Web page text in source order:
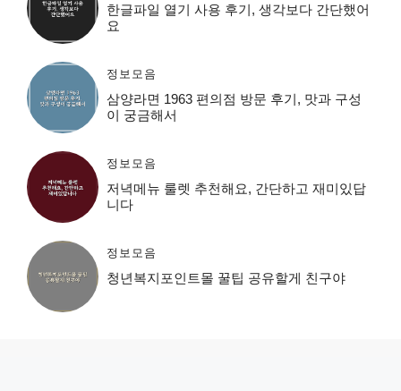
한글파일 열기 사용 후기, 생각보다 간단했어
요
정보모음
삼양라면 1963 편의점 방문 후기, 맛과 구성
이 궁금해서
정보모음
저녁메뉴 룰렛 추천해요, 간단하고 재미있답
니다
정보모음
청년복지포인트몰 꿀팁 공유할게 친구야